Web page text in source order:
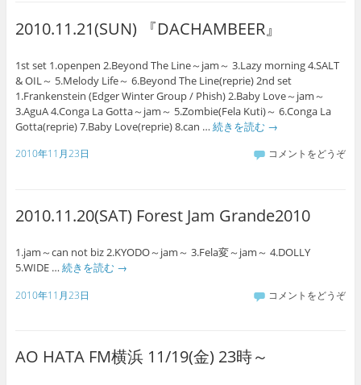
2010.11.21(SUN) 『DACHAMBEER』
1st set 1.openpen 2.Beyond The Line～jam～ 3.Lazy morning 4.SALT
& OIL～ 5.Melody Life～ 6.Beyond The Line(reprie) 2nd set
1.Frankenstein (Edger Winter Group / Phish) 2.Baby Love～jam～
3.AguA 4.Conga La Gotta～jam～ 5.Zombie(Fela Kuti)～ 6.Conga La
Gotta(reprie) 7.Baby Love(reprie) 8.can … 続きを読む →
2010年11月23日 コメントをどうぞ
2010.11.20(SAT) Forest Jam Grande2010
1.jam～can not biz 2.KYODO～jam～ 3.Fela変～jam～ 4.DOLLY
5.WIDE … 続きを読む →
2010年11月23日 コメントをどうぞ
AO HATA FM横浜 11/19(金) 23時～